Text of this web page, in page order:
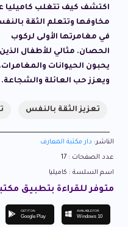
اكتشف كيف تتغلب كاميليا
مخاوفها وتتعلم الثقة
في مغامرتها الأولى لركوب
الحصان. مثالي للأطفال الذين
يحبون الحيوانات
ويعزز حب العائلة والشجاعة.
تعزيز الثقة بالنفس
الناشر: دار مكتبة المعارف
عدد الصفحات : 17
اسم السلسة : كاميليا
متوفر للقراءة بتطبيق
GET IT ON
Google Play
AVAILABLE FOR
Windows 10